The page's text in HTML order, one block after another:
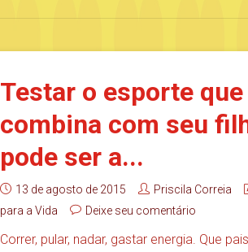
Testar o esporte que
combina com seu
pode ser a...
13 de agosto de 2015 Priscila Correia
para a Vida
Deixe seu comentário
Correr, pular, nadar, gastar energia. Que